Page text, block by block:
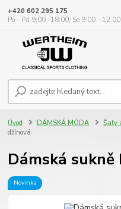
+420 602 295 175
Po - Pá 9:00 -18:00, So 9:00 - 12:00
Úvod DÁMSKÁ MÓDA Šaty
džínová
Dámská sukně
Novinka